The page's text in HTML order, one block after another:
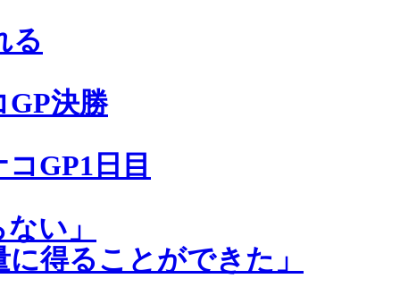
る
決勝
GP1日目
い」
得ることができた」